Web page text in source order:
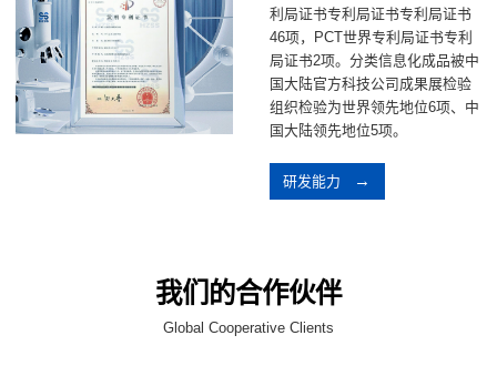
利局证书专利局证书专利局证书
46项，PCT世界专利局证书专利
局证书2项。分类信息化成品被中
国大陆官方科技公司成果展检验
组织检验为世界领先地位6项、中
国大陆领先地位5项。
研发能力
我们的合作伙伴
Global Cooperative Clients